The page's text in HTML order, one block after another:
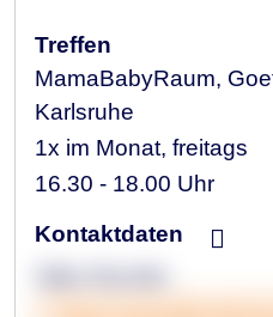
Treffen
MamaBabyRaum,
Karlsruhe
1x im Monat, freitags
16.30 - 18.00 Uhr
Kontaktdaten